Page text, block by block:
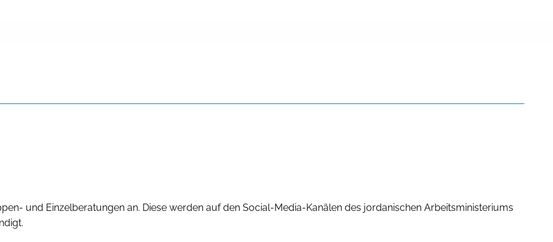
und Einzelberatungen an. Diese werden auf den Social-Media-Kanälen des jordanischen Arbeitsministeriums